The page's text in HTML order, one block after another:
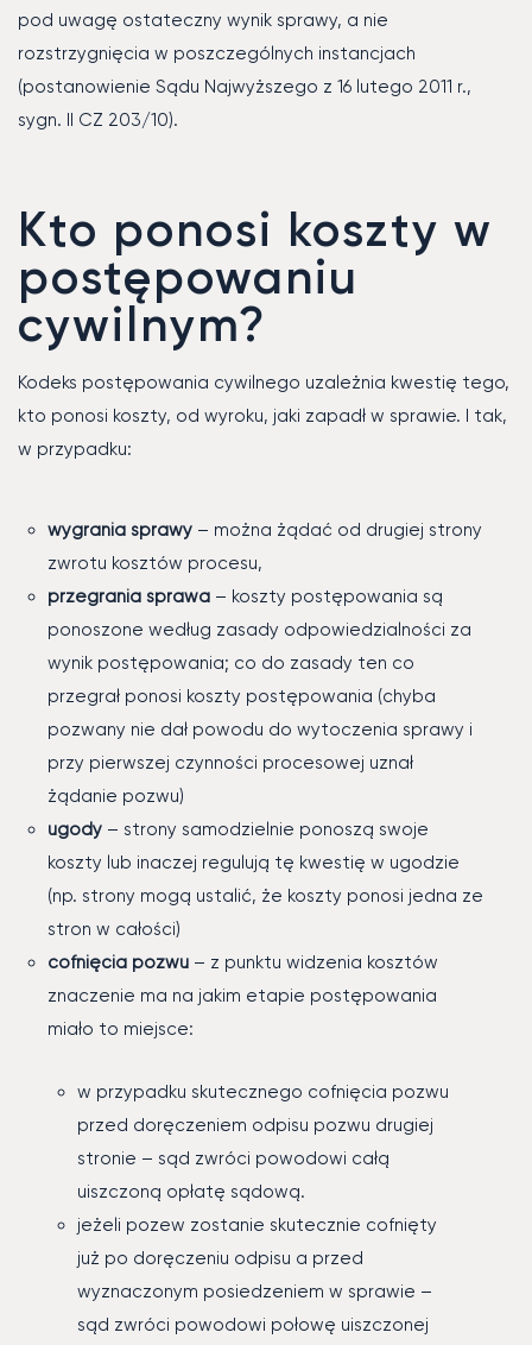
pod uwagę ostateczny wynik sprawy, a nie
rozstrzygnięcia w poszczególnych instancjach
(postanowienie Sądu Najwyższego z 16 lutego 2011 r.,
sygn. II CZ 203/10).
Kto ponosi koszty w
postępowaniu
cywilnym?
Kodeks postępowania cywilnego uzależnia kwestię tego,
kto ponosi koszty, od wyroku, jaki zapadł w sprawie. I tak,
w przypadku:
wygrania sprawy – można żądać od drugiej strony
zwrotu kosztów procesu,
przegrania sprawa – koszty postępowania są
ponoszone według zasady odpowiedzialności za
wynik postępowania; co do zasady ten co
przegrał ponosi koszty postępowania (chyba
pozwany nie dał powodu do wytoczenia sprawy i
przy pierwszej czynności procesowej uznał
żądanie pozwu)
ugody – strony samodzielnie ponoszą swoje
koszty lub inaczej regulują tę kwestię w ugodzie
(np. strony mogą ustalić, że koszty ponosi jedna ze
stron w całości)
cofnięcia pozwu – z punktu widzenia kosztów
znaczenie ma na jakim etapie postępowania
miało to miejsce:
w przypadku skutecznego cofnięcia pozwu
przed doręczeniem odpisu pozwu drugiej
stronie – sąd zwróci powodowi całą
uiszczoną opłatę sądową.
jeżeli pozew zostanie skutecznie cofnięty
już po doręczeniu odpisu a przed
wyznaczonym posiedzeniem w sprawie –
sąd zwróci powodowi połowę uiszczonej